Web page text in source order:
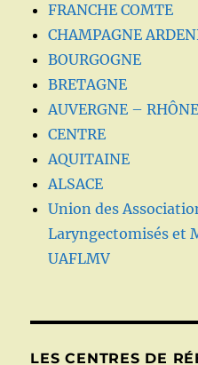
FRANCHE COMTE
CHAMPAGNE
BOURGOGNE
BRETAGNE
AUVERGNE –
CENTRE
AQUITAINE
ALSACE
Union des
Laryngectomisés et
UAFLMV
LES CENTRES DE